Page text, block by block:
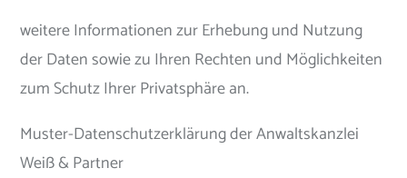
weitere Informationen zur Erhebung und Nutzung
der Daten sowie zu Ihren Rechten und Möglichkeiten
zum Schutz Ihrer Privatsphäre an.
Muster-Datenschutzerklärung der Anwaltskanzlei
Weiß & Partner